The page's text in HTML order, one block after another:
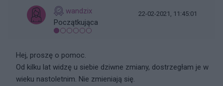
wandzix
Początkująca
22-02-2021, 11:45:01
Hej, proszę o pomoc.
Od kilku lat widzę u siebie dziwne zmiany, dostrzegłam je w
wieku nastoletnim. Nie zmieniają się.